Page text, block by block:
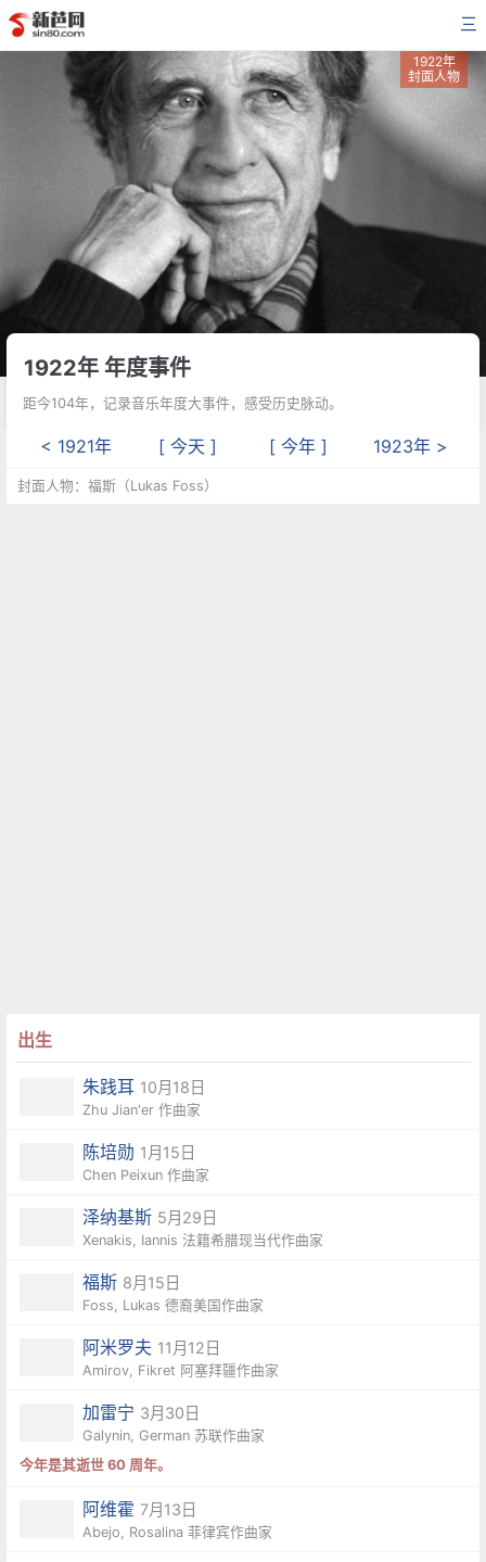
三
1922年
封面人物
1922年 年度事件
距今104年，记录音乐年度大事件，感受历史脉动。
< 1921年 [ 今天 ] [ 今年 ] 1923年 >
封面人物：福斯（Lukas Foss）
出生
朱践耳 10月18日
Zhu Jian'er 作曲家
陈培勋 1月15日
Chen Peixun 作曲家
泽纳基斯 5月29日
Xenakis, Iannis 法籍希腊现当代作曲家
福斯 8月15日
Foss, Lukas 德裔美国作曲家
阿米罗夫 11月12日
Amirov, Fikret 阿塞拜疆作曲家
加雷宁 3月30日
Galynin, German 苏联作曲家
今年是其逝世 60 周年。
阿维霍7月13日
Abejo, Rosalina 菲律宾作曲家